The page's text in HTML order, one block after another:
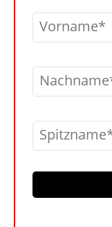
Vorname
Nachname
Spitzname